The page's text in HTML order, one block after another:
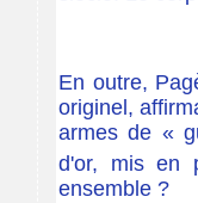
En outre,
originel,
armes de «
d'or, mis en
ensemble ?